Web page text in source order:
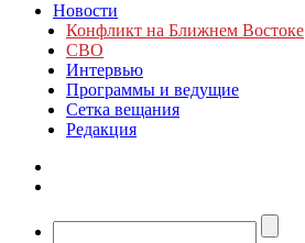
Новости
Конфликт на Ближнем Востоке
СВО
Интервью
Программы и ведущие
Сетка вещания
Редакция